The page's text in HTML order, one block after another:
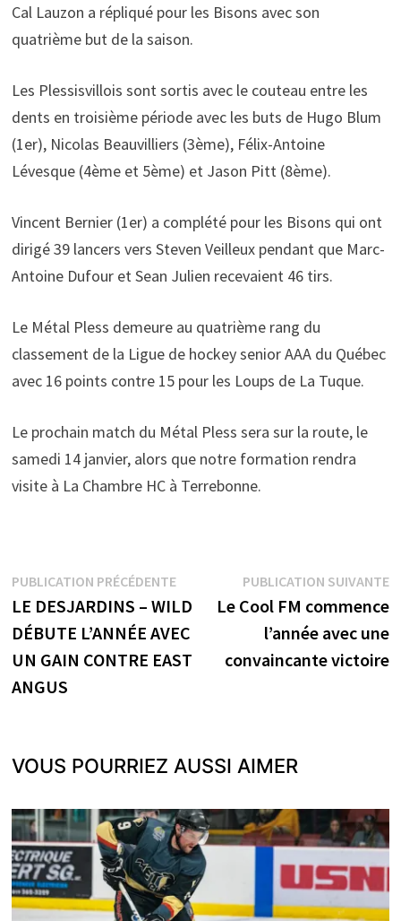
Cal Lauzon a répliqué pour les Bisons avec son
quatrième but de la saison.
Les Plessisvillois sont sortis avec le couteau entre les
dents en troisième période avec les buts de Hugo Blum
(1er), Nicolas Beauvilliers (3ème), Félix-Antoine
Lévesque (4ème et 5ème) et Jason Pitt (8ème).
Vincent Bernier (1er) a complété pour les Bisons qui ont
dirigé 39 lancers vers Steven Veilleux pendant que Marc-
Antoine Dufour et Sean Julien recevaient 46 tirs.
Le Métal Pless demeure au quatrième rang du
classement de la Ligue de hockey senior AAA du Québec
avec 16 points contre 15 pour les Loups de La Tuque.
Le prochain match du Métal Pless sera sur la route, le
samedi 14 janvier, alors que notre formation rendra
visite à La Chambre HC à Terrebonne.
Navigation
de
l’article
PUBLICATION PRÉCÉDENTEPublication
précédente :
LE DESJARDINS – WILD
DÉBUTE L’ANNÉE AVEC
UN GAIN CONTRE EAST
ANGUS
PUBLICATION SUIVANTE
Le Cool FM commence
l’année avec une
convaincante victoire
VOUS POURRIEZ AUSSI AIMER